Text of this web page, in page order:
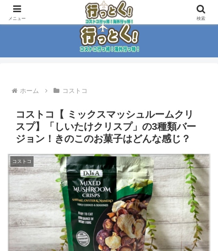
コストコ大好き家族がイチ押商品紹介！！
ホーム コストコ
コストコ【 ミックスマッシュルームクリ
スプ】「しいたけクリスプ」の3種類バー
ジョン！きのこのお菓子はどんな感じ？
コストコ
メニュー 検索